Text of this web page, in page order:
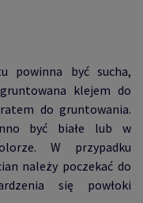
powinna być sucha,
klejem do
do gruntowania.
być białe lub w
W przypadku
należy poczekać do
się powłoki